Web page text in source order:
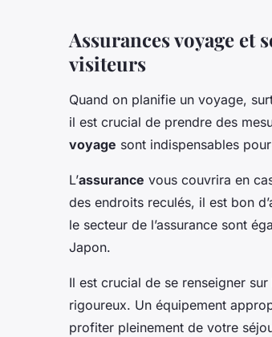
Assurances voyage et
visiteurs
Quand on planifie un voyage,
il est crucial de prendre des
voyage sont indispensables
L’assurance vous couvrira en
des endroits reculés, il est bon
le secteur de l’assurance sont
Japon.
Il est crucial de se renseigner
rigoureux. Un équipement
profiter pleinement de votre